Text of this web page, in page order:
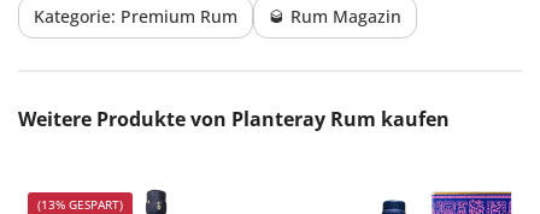
Kategorie: Premium Rum 🥃 Rum Magazin
Produktgalerie überspringen
Weitere Produkte von Planteray Rum kaufen
(13% GESPART)